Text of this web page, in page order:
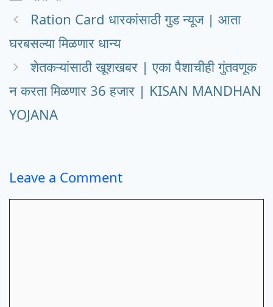
Ration Card धारकांसाठी गुड न्यूज | आता
घरबसल्या मिळणार धान्य
शेतकऱ्यांसाठी खूशखबर | एका पैशाचीही गुंतवणूक
न करता मिळणार 36 हजार | KISAN MANDHAN
YOJANA
Leave a Comment